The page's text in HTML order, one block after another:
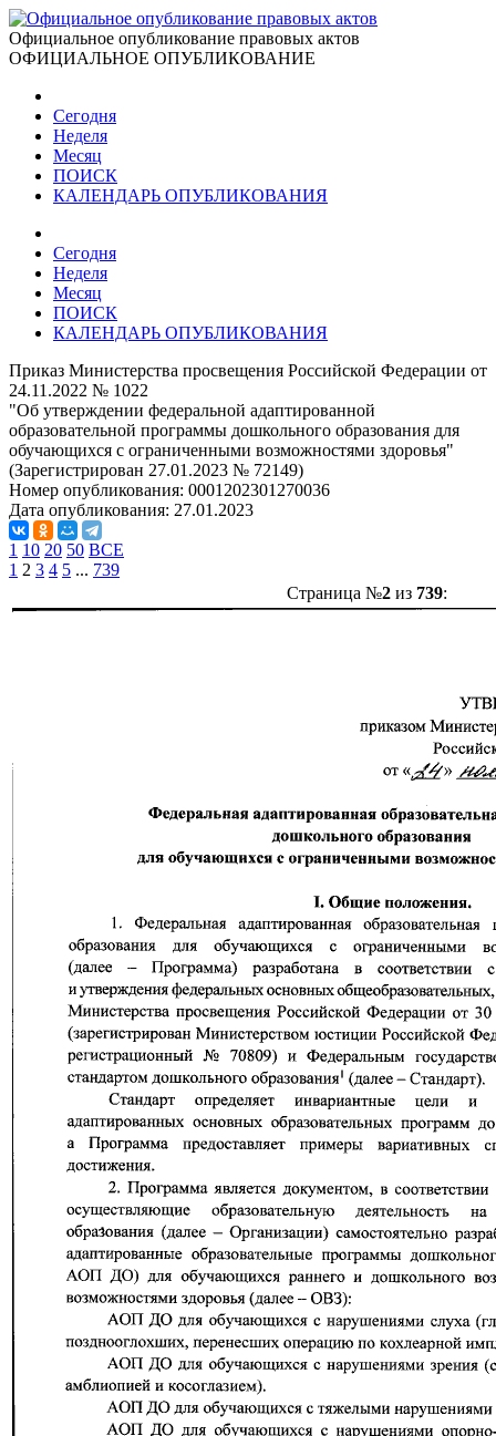
Официальное опубликование правовых актов
ОФИЦИАЛЬНОЕ ОПУБЛИКОВАНИЕ
Сегодня
Неделя
Месяц
ПОИСК
КАЛЕНДАРЬ ОПУБЛИКОВАНИЯ
Сегодня
Неделя
Месяц
ПОИСК
КАЛЕНДАРЬ ОПУБЛИКОВАНИЯ
Приказ Министерства просвещения Российской Федерации от
24.11.2022 № 1022
"Об утверждении федеральной адаптированной
образовательной программы дошкольного образования для
обучающихся с ограниченными возможностями здоровья"
(Зарегистрирован 27.01.2023 № 72149)
Номер опубликования: 0001202301270036
Дата опубликования: 27.01.2023
1 10 20 50 ВСЕ
1 2 3 4 5 ... 739
Страница №2из 739: